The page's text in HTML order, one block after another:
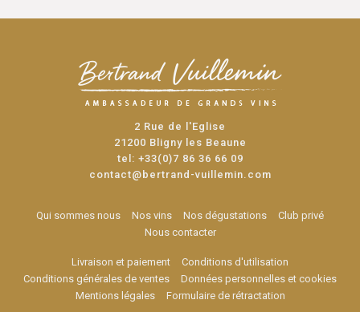
2 Rue de l'Eglise
21200 Bligny les Beaune
tel: +33(0)7 86 36 66 09
contact@bertrand-vuillemin.com
Qui sommes nous Nos vins Nos dégustations
Club privé
Nous contacter
Livraison et paiement
Conditions d'utilisation
Conditions générales de ventes
Données personnelles et cookies
Mentions légales
Formulaire de rétractation